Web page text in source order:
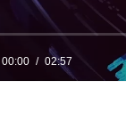
00:00 02:57